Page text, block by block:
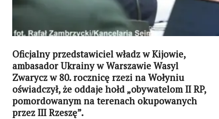
Oficjalny przedstawiciel władz w Kijowie,
ambasador Ukrainy w Warszawie Wasyl
Zwarycz w 80. rocznicę rzezi na Wołyniu
oświadczył, że oddaje hołd „obywatelom II RP,
pomordowanym na terenach okupowanych
przez III Rzeszę”.